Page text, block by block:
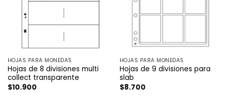
HOJAS PARA MONEDAS
Hojas de 8 divisiones multi
collect transparente
$10.900
HOJAS PARA MONEDAS
Hojas de 9 divisiones para
slab
$8.700